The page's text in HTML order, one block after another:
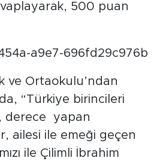
500 puan
ve Ortaokulu’ndan
“Türkiye birincileri
derece yapan
ailesi ile emeği geçen
ile Çilimli İbrahim